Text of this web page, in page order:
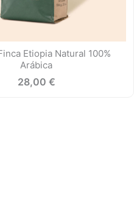
Etiopia Natural 100%
Arábica
28,00 €